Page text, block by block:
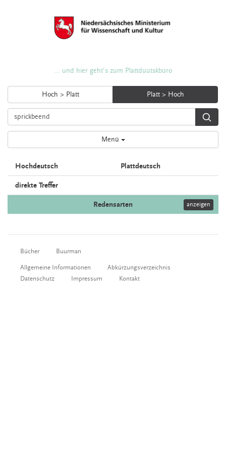
... und hier geht's zum Plattdüütskbüro
Hoch > Platt Platt > Hoch
Menü
Hochdeutsch Plattdeutsch
direkte Treffer
Redensarten anzeigen
Bücher Buurman
Allgemeine Informationen
Abkürzungsverzeichnis
Datenschutz
Impressum Kontakt